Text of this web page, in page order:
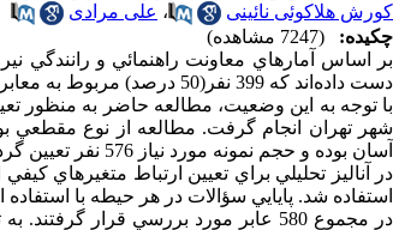
کورش هلاکوئی نائینی
، علی مرادی
چکیده:
(7247 مشاهده)
دست داده‌اند كه 399 نفر(50 درصد) مربوط به معابر درون شهري و397 نفر(50 درصد)آنها مربوط به معابر برون شهري بوده است.
با توجه به اين وضعيت، مطالعه حاضر به منظور
شهر تهران انجام گرفت. مطالعه از نوع مقطعي
آسان بوده و حجم نمونه مورد نياز 576 نفر تعيين گرديد.
استفاده شد. پايايي سؤالات در هر حيطه با